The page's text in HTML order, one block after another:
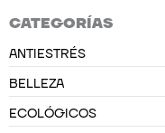
CATEGORÍAS
ANTIESTRÉS
BELLEZA
ECOLÓGICOS